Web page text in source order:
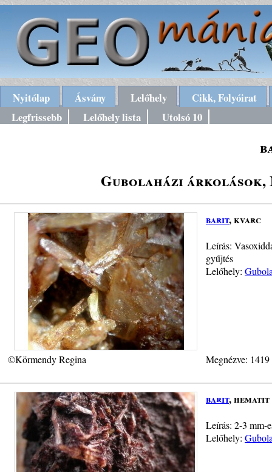
Nyitólap Ásvány Lelőhely
Cikk, Folyóirat
Legfrissebb
Lelőhely lista Utolsó 10
Gubolaházi
barit, kvarc
Leírás:
gyűjtés
Lelőhely:
©Körmendy Regina Megnézve:
barit, hematit
Leírás: 2-3 mm-
Lelőhely: